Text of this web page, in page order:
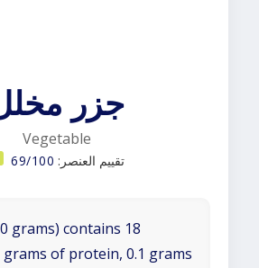
جزر
Vegetable
تقييم العنصر: 69/100
grams) contains 18
grams of protein, 0.1 grams